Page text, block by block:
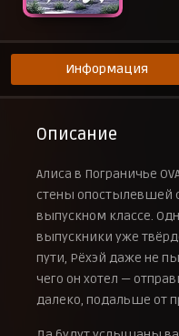
Информация
Описание
Алиса в Пограничье
стены опостылевшей
выпускном классе.
выпускники уже
пути, Рёхэй даже не
чего он хотел —
далеко, подальше от